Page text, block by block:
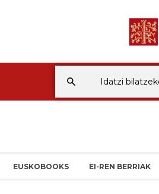
EUSKOBOOKS EI-REN BERRIAK